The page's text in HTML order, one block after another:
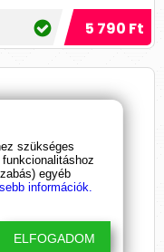
5 790 Ft
szükséges
egyéb
információk.
ELFOGADOM